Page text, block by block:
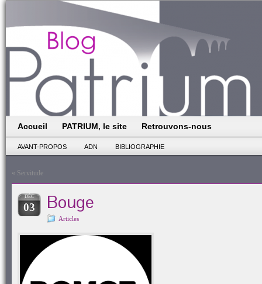
Accueil PATRIUM, le site Retrouvons-nous
AVANT-PROPOS ADN BIBLIOGRAPHIE
« Servitude
DÉC
03 Bouge
Articles